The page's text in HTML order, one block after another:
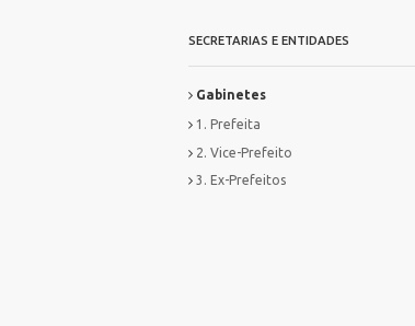
SECRETARIAS E ENTIDADES
Gabinetes
1. Prefeita
2. Vice-Prefeito
3. Ex-Prefeitos